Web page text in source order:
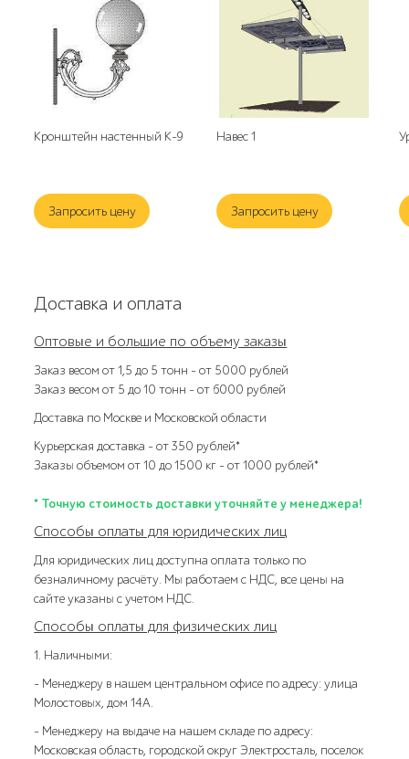
Кронштейн настенный К-9
Запросить цену
Навес 1
Запросить цену
Доставка и оплата
Оптовые и большие по объему заказы
Заказ весом от 1,5 до 5 тонн – от 5000 рублей
Заказ весом от 5 до 10 тонн – от 6000 рублей
Доставка по Москве и Московской области
Курьерская доставка – от 350 рублей*
Заказы объемом от 10 до 1500 кг – от 1000 рублей*
* Точную стоимость доставки уточняйте у менеджера!
Способы оплаты для юридических лиц
Для юридических лиц доступна оплата только по
безналичному расчёту. Мы работаем с НДС, все цены на
сайте указаны с учетом НДС.
Способы оплаты для физических лиц
1. Наличными:
- Менеджеру в нашем центральном офисе по адресу: улица
Молостовых, дом 14А.
- Менеджеру на выдаче на нашем складе по адресу:
Московская область, городской округ Электросталь, поселок